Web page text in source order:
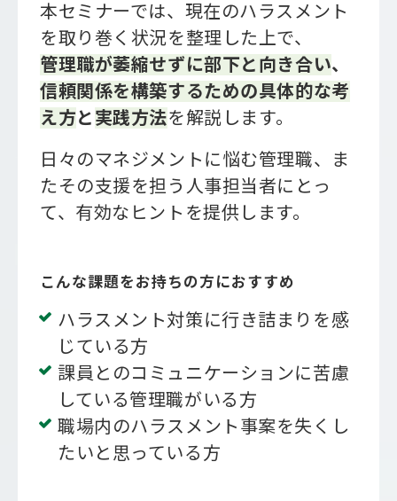
本セミナーでは、現在のハラスメント
を取り巻く状況を整理した上で、
管理職が萎縮せずに部下と向き合い、
信頼関係を構築するための具体的な考
え方と 実践方法を解説します。
日々のマネジメントに悩む管理職、ま
たその支援を担う人事担当者にとっ
て、有効なヒントを提供します。
こんな課題をお持ちの方におすすめ
ハラスメント対策に行き詰まりを感
じている方
課員とのコミュニケーションに苦慮
している管理職がいる方
職場内のハラスメント事案を失くし
たいと思っている方